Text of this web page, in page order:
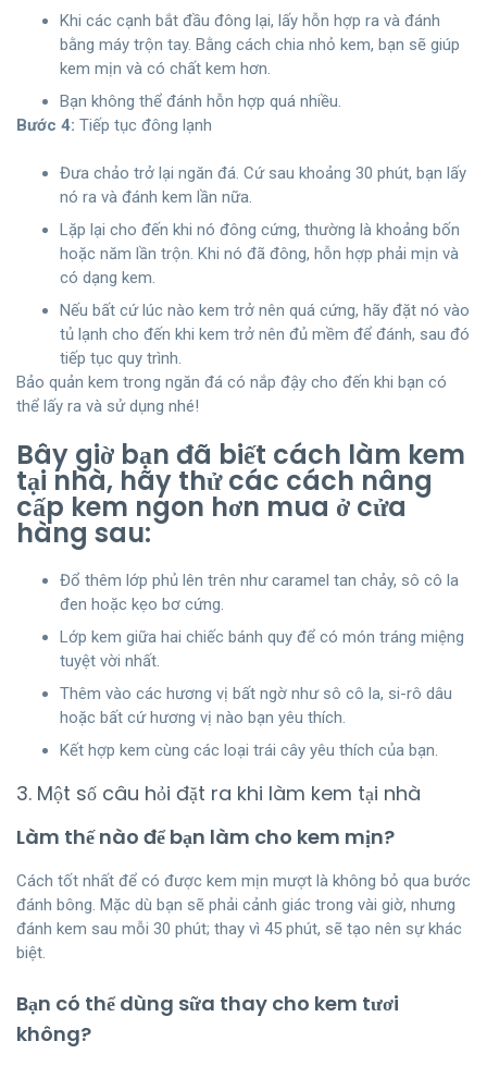
Khi các cạnh bắt đầu đông lại, lấy hỗn hợp ra và đánh
bằng máy trộn tay. Bằng cách chia nhỏ kem, bạn sẽ giúp
kem mịn và có chất kem hơn.
Bạn không thể đánh hỗn hợp quá nhiều.
Bước 4: Tiếp tục đông lạnh
Đưa chảo trở lại ngăn đá. Cứ sau khoảng 30 phút, bạn lấy
nó ra và đánh kem lần nữa.
Lặp lại cho đến khi nó đông cứng, thường là khoảng bốn
hoặc năm lần trộn. Khi nó đã đông, hỗn hợp phải mịn và
có dạng kem.
Nếu bất cứ lúc nào kem trở nên quá cứng, hãy đặt nó vào
tủ lạnh cho đến khi kem trở nên đủ mềm để đánh, sau đó
tiếp tục quy trình.
Bảo quản kem trong ngăn đá có nắp đậy cho đến khi bạn có
thể lấy ra và sử dụng nhé!
Bây giờ bạn đã biết cách làm kem
tại nhà, hãy thử các cách nâng
cấp kem ngon hơn mua ở cửa
hàng sau:
Đổ thêm lớp phủ lên trên như caramel tan chảy, sô cô la
đen hoặc kẹo bơ cứng.
Lớp kem giữa hai chiếc bánh quy để có món tráng miệng
tuyệt vời nhất.
Thêm vào các hương vị bất ngờ như sô cô la, si-rô dâu
hoặc bất cứ hương vị nào bạn yêu thích.
Kết hợp kem cùng các loại trái cây yêu thích của bạn.
3. Một số câu hỏi đặt ra khi làm kem tại nhà
Làm thế nào để bạn làm cho kem mịn?
Cách tốt nhất để có được kem mịn mượt là không bỏ qua bước
đánh bông. Mặc dù bạn sẽ phải cảnh giác trong vài giờ, nhưng
đánh kem sau mỗi 30 phút; thay vì 45 phút, sẽ tạo nên sự khác
biệt.
Bạn có thể dùng sữa thay cho kem tươi
không?